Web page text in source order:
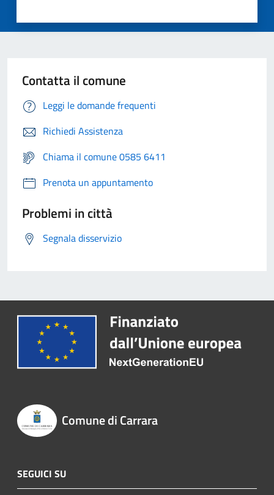
Contatta il comune
Leggi le domande frequenti
Richiedi Assistenza
Chiama il comune 0585 6411
Prenota un appuntamento
Problemi in città
Segnala disservizio
Comune di Carrara
SEGUICI SU